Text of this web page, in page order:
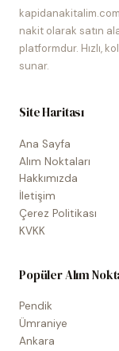
nakit olarak satın
platformdur. Hızlı,
sunar.
Site Haritası
Ana Sayfa
Alım Noktaları
Hakkımızda
İletişim
Çerez Politikası
KVKK
Popüler Alım
Pendik
Ümraniye
Ankara